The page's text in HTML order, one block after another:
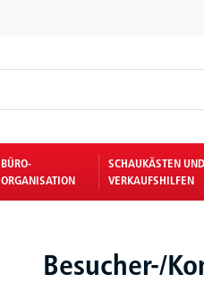
BÜRO-
ORGANISATION
SCHAUKÄSTEN UND
VERKAUFSHILFEN
Besucher-/